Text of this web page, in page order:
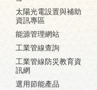
太陽光電設置與補助
資訊專區
能源管理網站
工業管線查詢
工業管線防災教育資
訊網
選用節能產品